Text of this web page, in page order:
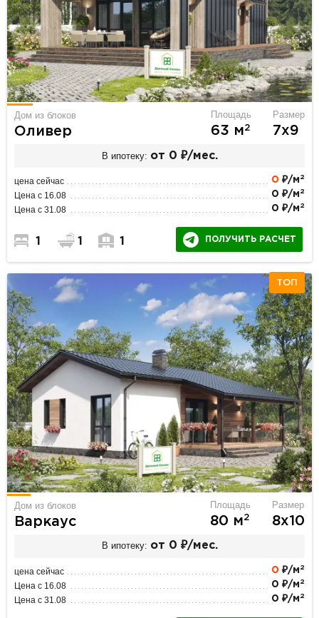
Дом из блоков
Оливер
Площадь
63 м2
Размер
7х9
В ипотеку: от 0 ₽/мес.
цена сейчас 0 ₽/м 2
Цена с 16.08 0 ₽/м 2
Цена с 31.08 0 ₽/м 2
1 1 1 ПОЛУЧИТЬ РАСЧЕТ
ТОП
Дом из блоков
Варкаус
Площадь
80 м2
Размер
8х10
В ипотеку: от 0 ₽/мес.
цена сейчас 0 ₽/м 2
Цена с 16.08 0 ₽/м 2
Цена с 31.08 0 ₽/м 2